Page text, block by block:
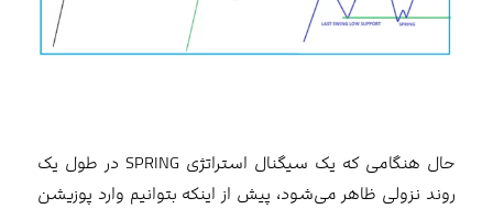
حال هنگامی‌ که یک سیگنال استراتژی SPRING در طول یک
روند نزولی ظاهر می‌شود، پیش از اینکه بتوانیم وارد پوزیشن